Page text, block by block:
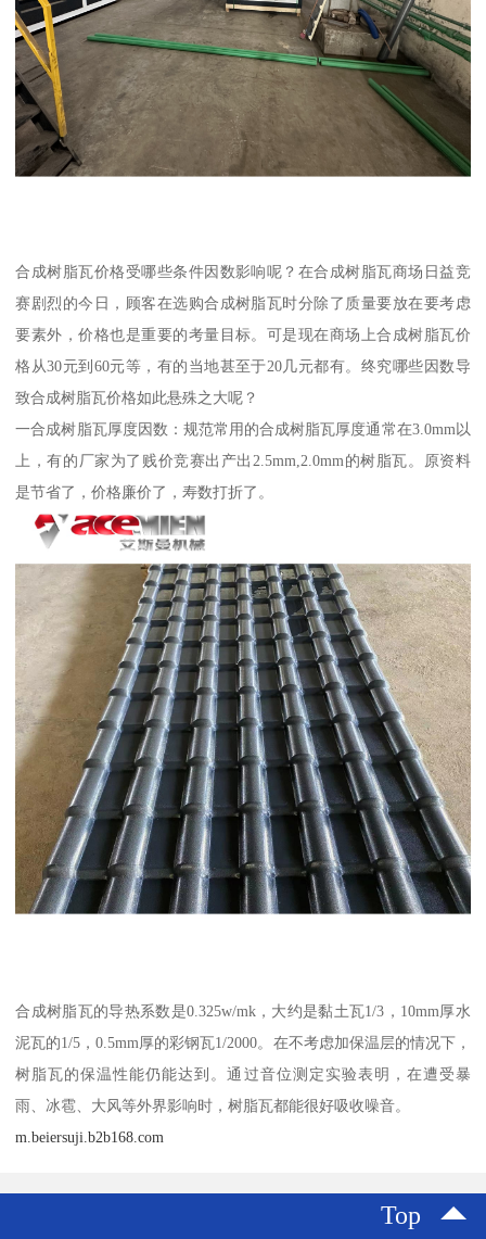
合成树脂瓦价格受哪些条件因数影响呢？在合成树脂瓦商场日益竞
赛剧烈的今日，顾客在选购合成树脂瓦时分除了质量要放在要考虑
要素外，价格也是重要的考量目标。可是现在商场上合成树脂瓦价
格从30元到60元等，有的当地甚至于20几元都有。终究哪些因数导
致合成树脂瓦价格如此悬殊之大呢？
一合成树脂瓦厚度因数：规范常用的合成树脂瓦厚度通常在3.0mm以
上，有的厂家为了贱价竞赛出产出2.5mm,2.0mm的树脂瓦。原资料
是节省了，价格廉价了，寿数打折了。
合成树脂瓦的导热系数是0.325w/mk，大约是黏土瓦1/3，10mm厚水
泥瓦的1/5，0.5mm厚的彩钢瓦1/2000。在不考虑加保温层的情况下，
树脂瓦的保温性能仍能达到。通过音位测定实验表明，在遭受暴
雨、冰雹、大风等外界影响时，树脂瓦都能很好吸收噪音。
m.beiersuji.b2b168.com
Top